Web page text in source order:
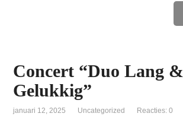
Concert “Duo Lang &
Gelukkig”
januari 12, 2025 Uncategorized Reacties: 0